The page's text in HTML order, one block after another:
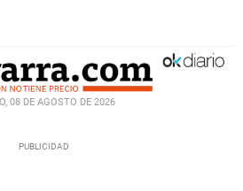
08 DE AGOSTO DE 2026